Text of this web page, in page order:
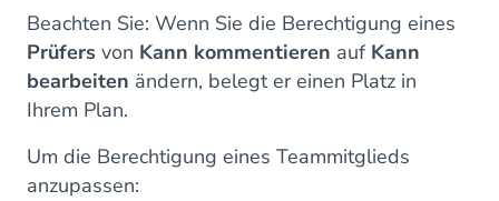
Beachten Sie: Wenn Sie die Berechtigung eines
Prüfers von Kann kommentieren auf Kann
bearbeiten ändern, belegt er einen Platz in
Ihrem Plan.
Um die Berechtigung eines Teammitglieds
anzupassen: